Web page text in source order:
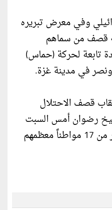
وفي معرض تبريره
قصف من سماهم
تابعة لحركة (حماس)
في مدينة غزة.
قصف الاحتلال
رضوان أمس السبت
وأسفرت على استشهاد أكثر من 17 مواطناً معظمهم